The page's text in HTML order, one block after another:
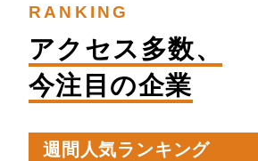
RANKING
アクセス多数、
今注目の企業
週間人気ランキング